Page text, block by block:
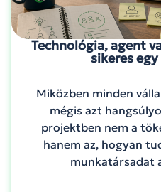
Technológia, agent
sikeres
Miközben minden
mégis azt
projektben nem a
hanem az, hogyan
munkatársadat